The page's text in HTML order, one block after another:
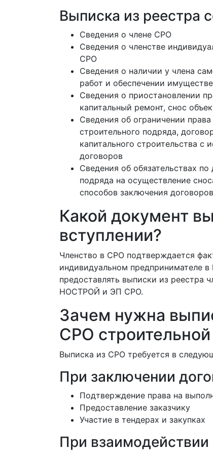
Выписка из реестра
Сведения о члене СРО
Сведения о членстве
СРО
Сведения о наличии у члена
работ и обеспечении
Сведения о приостановлении
капитальный ремонт, снос
Сведения об ограничении
строительного подряда,
капитального строительства с
договоров
Сведения об обязательствах
подряда на осуществление
способов заключения договоров
Какой документ
вступлении?
Членство в СРО подтверждается
индивидуальном предпринимателе
предоставлять выписки из реестра
НОСТРОЙ и ЭП СРО.
Зачем нужна
СРО
Выписка из СРО требуется в
При заключении
Подтверждение права на
Предоставление заказчику
Участие в тендерах и закупках
При взаимодействии